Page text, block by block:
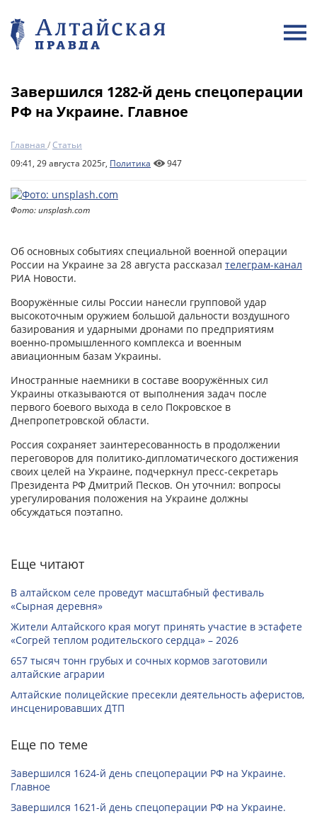
Завершился 1282-й день спецоперации
РФ на Украине. Главное
Главная /Статьи
09:41, 29 августа 2025г, Политика 947
Фото: unsplash.com
Об основных событиях специальной военной операции
России на Украине за 28 августа рассказал телеграм-канал
РИА Новости.
Вооружённые силы России нанесли групповой удар
высокоточным оружием большой дальности воздушного
базирования и ударными дронами по предприятиям
военно-промышленного комплекса и военным
авиационным базам Украины.
Иностранные наемники в составе вооружённых сил
Украины отказываются от выполнения задач после
первого боевого выхода в село Покровское в
Днепропетровской области.
Россия сохраняет заинтересованность в продолжении
переговоров для политико-дипломатического достижения
своих целей на Украине, подчеркнул пресс-секретарь
Президента РФ Дмитрий Песков. Он уточнил: вопросы
урегулирования положения на Украине должны
обсуждаться поэтапно.
Еще читают
В алтайском селе проведут масштабный фестиваль
«Сырная деревня»
Жители Алтайского края могут принять участие в эстафете
«Согрей теплом родительского сердца» – 2026
657 тысяч тонн грубых и сочных кормов заготовили
алтайские аграрии
Алтайские полицейские пресекли деятельность аферистов,
инсценировавших ДТП
Еще по теме
Завершился 1624-й день спецоперации РФ на Украине.
Главное
Завершился 1621-й день спецоперации РФ на Украине.